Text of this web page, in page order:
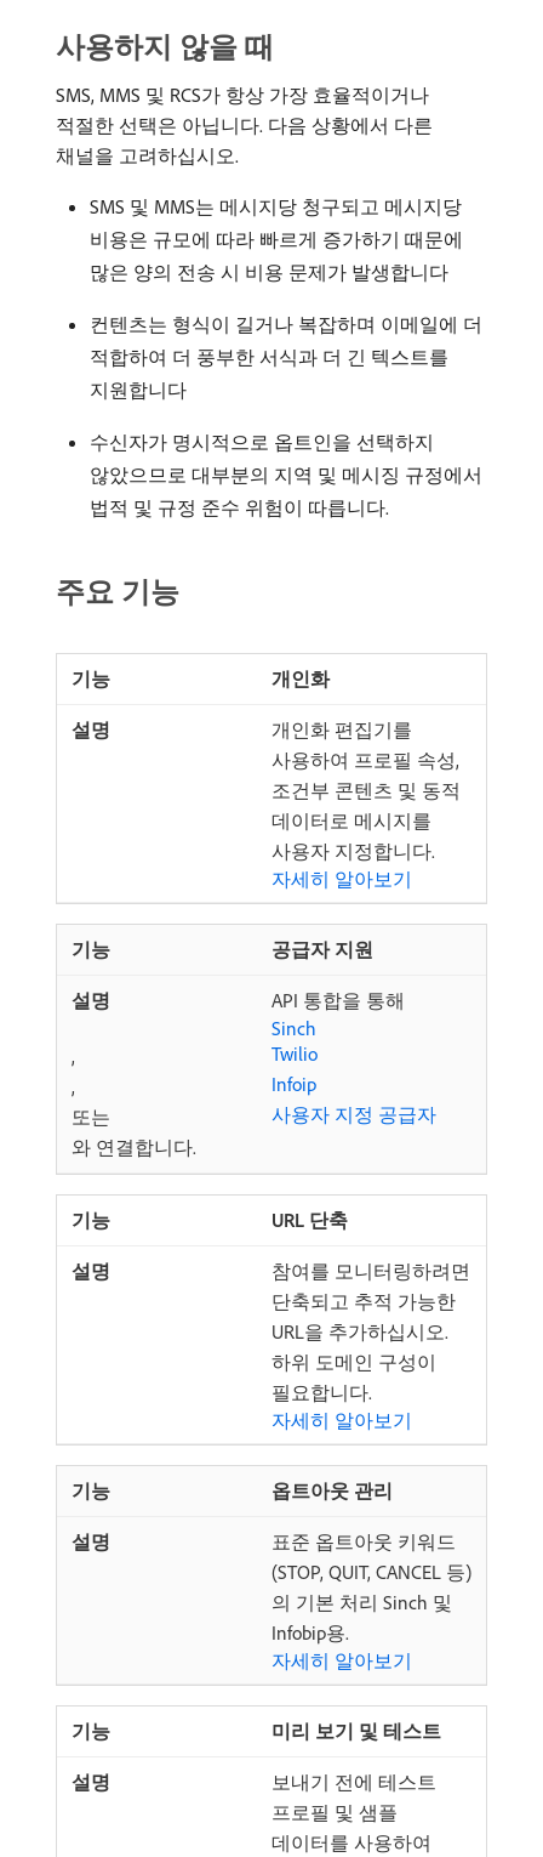
사용하지 않을 때
SMS, MMS 및 RCS가 항상 가장 효율적이거나
적절한 선택은 아닙니다. 다음 상황에서 다른
채널을 고려하십시오.
SMS 및 MMS는 메시지당 청구되고 메시지당
비용은 규모에 따라 빠르게 증가하기 때문에
많은 양의 전송 시 비용 문제가 발생합니다
컨텐츠는 형식이 길거나 복잡하며 이메일에 더
적합하여 더 풍부한 서식과 더 긴 텍스트를
지원합니다
수신자가 명시적으로 옵트인을 선택하지
않았으므로 대부분의 지역 및 메시징 규정에서
법적 및 규정 준수 위험이 따릅니다.
주요 기능
개인화
개인화 편집기를
사용하여 프로필 속성,
조건부 콘텐츠 및 동적
데이터로 메시지를
사용자 지정합니다.
자세히 알아보기
공급자 지원
API 통합을 통해
Sinch
,
Twilio
,
Infoip
또는
사용자 지정 공급자
와 연결합니다.
URL 단축
참여를 모니터링하려면
단축되고 추적 가능한
URL을 추가하십시오.
하위 도메인 구성이
필요합니다.
자세히 알아보기
옵트아웃 관리
표준 옵트아웃 키워드
(STOP, QUIT, CANCEL 등)
의 기본 처리 Sinch 및
Infobip용.
자세히 알아보기
미리 보기 및 테스트
보내기 전에 테스트
프로필 및 샘플
데이터를 사용하여